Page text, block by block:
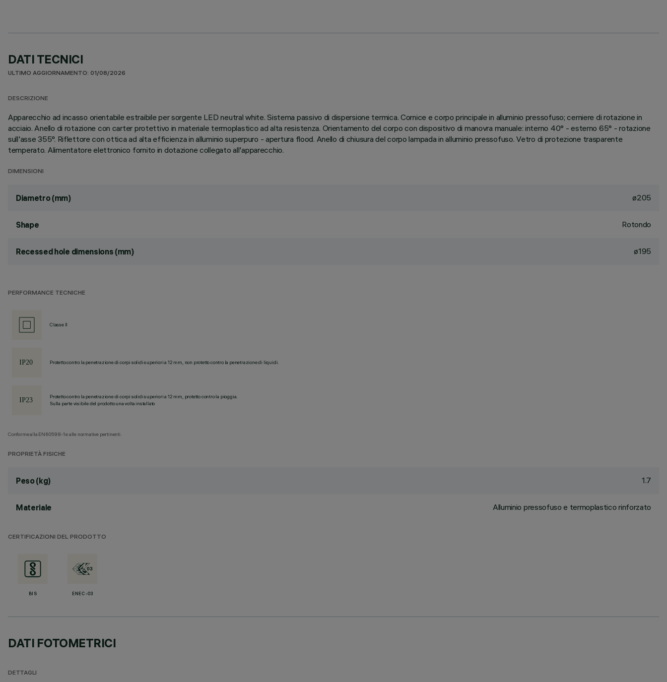
DATI TECNICI
ULTIMO AGGIORNAMENTO: 01/08/2026
DESCRIZIONE
Apparecchio ad incasso orientabile estraibile per sorgente LED neutral white. Sistema passivo di dispersione termica. Cornice e corpo principale in alluminio pressofuso; cerniere di rotazione in
acciaio. Anello di rotazione con carter protettivo in materiale termoplastico ad alta resistenza. Orientamento del corpo con dispositivo di manovra manuale: interno 40° - esterno 65° - rotazione
sull'asse 355°. Riflettore con ottica ad alta efficienza in alluminio superpuro - apertura flood. Anello di chiusura del corpo lampada in alluminio pressofuso. Vetro di protezione trasparente
temperato. Alimentatore elettronico fornito in dotazione collegato all'apparecchio.
DIMENSIONI
Diametro (mm) ø205
Shape Rotondo
Recessed hole dimensions (mm) ø195
PERFORMANCE TECNICHE
Classe II
Protetto contro la penetrazione di corpi solidi superiori a 12 mm, non protetto contro la penetrazione di liquidi.
Protetto contro la penetrazione di corpi solidi superiori a 12 mm, protetto contro la pioggia.
Sulla parte visibile del prodotto una volta installato
Conforme alla EN60598-1 e alle normative pertinenti.
PROPRIETÀ FISICHE
Peso (kg) 1.7
Materiale Alluminio pressofuso e termoplastico rinforzato
CERTIFICAZIONI DEL PRODOTTO
BIS ENEC-03
DATI FOTOMETRICI
DETTAGLI